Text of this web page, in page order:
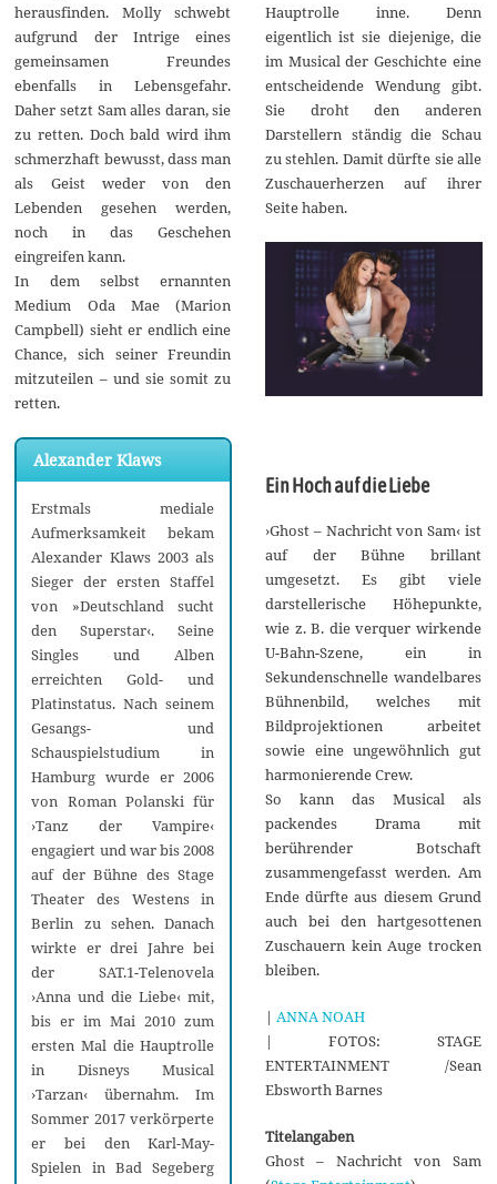
herausfinden. Molly schwebt
aufgrund der Intrige eines
gemeinsamen Freundes
ebenfalls in Lebensgefahr.
Daher setzt Sam alles daran, sie
zu retten. Doch bald wird ihm
schmerzhaft bewusst, dass man
als Geist weder von den
Lebenden gesehen werden,
noch in das Geschehen
eingreifen kann.
In dem selbst ernannten
Medium Oda Mae (Marion
Campbell) sieht er endlich eine
Chance, sich seiner Freundin
mitzuteilen – und sie somit zu
retten.
Alexander Klaws
Erstmals mediale
Aufmerksamkeit bekam
Alexander Klaws 2003 als
Sieger der ersten Staffel
von »Deutschland sucht
den Superstar‹. Seine
Singles und Alben
erreichten Gold- und
Platinstatus. Nach seinem
Gesangs- und
Schauspielstudium in
Hamburg wurde er 2006
von Roman Polanski für
›Tanz der Vampire‹
engagiert und war bis 2008
auf der Bühne des Stage
Theater des Westens in
Berlin zu sehen. Danach
wirkte er drei Jahre bei
der SAT.1-Telenovela
›Anna und die Liebe‹ mit,
bis er im Mai 2010 zum
ersten Mal die Hauptrolle
in Disneys Musical
›Tarzan‹ übernahm. Im
Sommer 2017 verkörperte
er bei den Karl-May-
Spielen in Bad Segeberg
Hauptrolle inne. Denn
eigentlich ist sie diejenige, die
im Musical der Geschichte eine
entscheidende Wendung gibt.
Sie droht den anderen
Darstellern ständig die Schau
zu stehlen. Damit dürfte sie alle
Zuschauerherzen auf ihrer
Seite haben.
Ein Hoch auf die Liebe
›Ghost – Nachricht von Sam‹ ist
auf der Bühne brillant
umgesetzt. Es gibt viele
darstellerische Höhepunkte,
wie z. B. die verquer wirkende
U-Bahn-Szene, ein in
Sekundenschnelle wandelbares
Bühnenbild, welches mit
Bildprojektionen arbeitet
sowie eine ungewöhnlich gut
harmonierende Crew.
So kann das Musical als
packendes Drama mit
berührender Botschaft
zusammengefasst werden. Am
Ende dürfte aus diesem Grund
auch bei den hartgesottenen
Zuschauern kein Auge trocken
bleiben.
| ANNA NOAH
| FOTOS: STAGE
ENTERTAINMENT /Sean
Ebsworth Barnes
Titelangaben
Ghost – Nachricht von Sam